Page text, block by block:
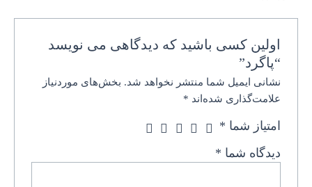
اولین کسی باشید که دیدگاهی می نویسد
“پاگرد”
نشانی ایمیل شما منتشر نخواهد شد. بخش‌های موردنیاز
علامت‌گذاری شده‌اند *
امتیاز شما *
دیدگاه شما *